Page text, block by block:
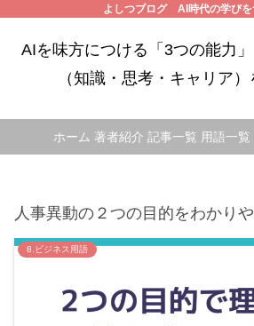
よしつブログ AI時代の学びを
AIを味方につける「3つの能力
（知識・思考・キャリア
ホーム 著者紹介 記事一覧 用語一覧
人事異動の２つの目的をわかり
8.ビジネス用語